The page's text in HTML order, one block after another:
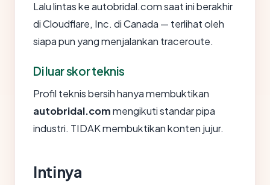
Lalu lintas ke autobridal.com saat ini berakhir
di Cloudflare, Inc. di Canada — terlihat oleh
siapa pun yang menjalankan traceroute.
Di luar skor teknis
Profil teknis bersih hanya membuktikan
autobridal.commengikuti standar pipa
industri. TIDAK membuktikan konten jujur.
Intinya